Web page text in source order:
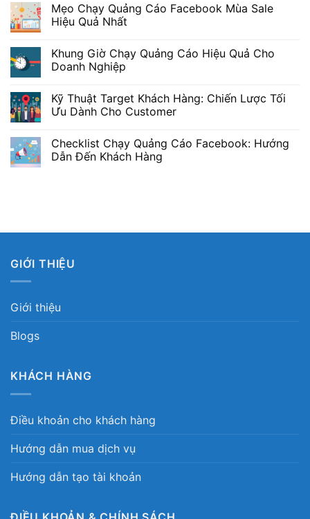
Mẹo Chạy Quảng Cáo Facebook Mùa Sale
Hiệu Quả Nhất
Khung Giờ Chạy Quảng Cáo Hiệu Quả Cho
Doanh Nghiệp
Kỹ Thuật Target Khách Hàng: Chiến Lược Tối
Ưu Dành Cho Customer
Checklist Chạy Quảng Cáo Facebook: Hướng
Dẫn Đến Khách Hàng
GIỚI THIỆU
Giới thiệu
Blogs
KHÁCH HÀNG
Điều khoản cho khách hàng
Hướng dẫn mua dịch vụ
Hướng dẫn tạo tài khoản